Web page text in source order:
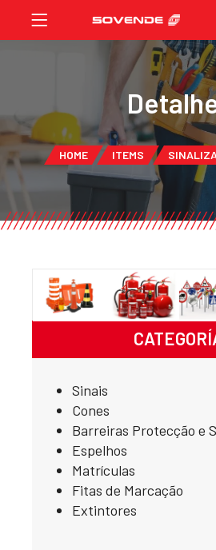
HOME ITEMS
Sinais
Cones
Barreiras Protecção e
Espelhos
Matrículas
Fitas de Marcação
Extintores